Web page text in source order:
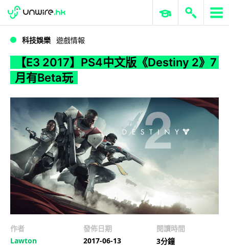
WWDC 2026 ERP 與商業 AI
科技娛樂 遊戲情報
【E3 2017】PS4中文版《Destiny 2》7
月有Beta玩
作者
Lawton
發佈日期
2017-06-13
閱讀時間
3分鐘